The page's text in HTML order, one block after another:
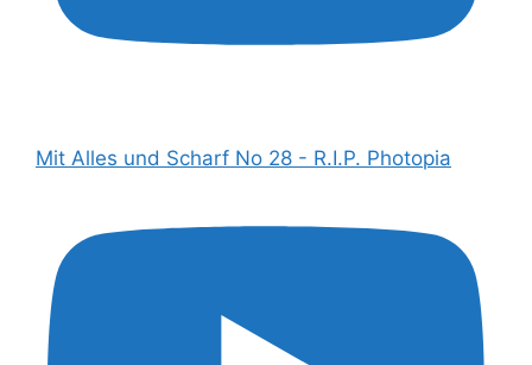
Mit Alles und Scharf No 28 - R.I.P. Photopia